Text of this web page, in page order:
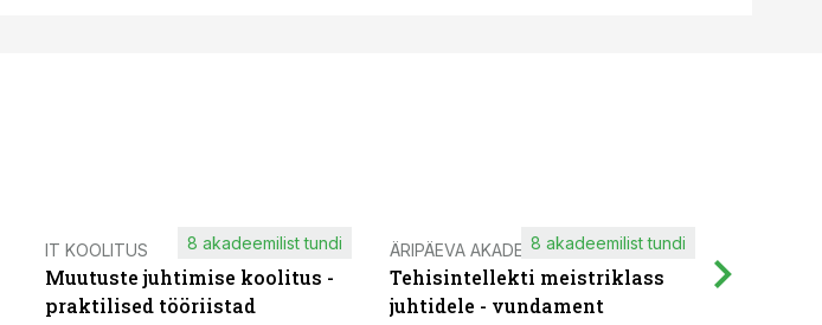
IT KOOLITUS
Muutuste juhtimise koolitus -
praktilised tööriistad
8 akadeemilist tundi ÄRIPÄEVA AKADEEMIA
Tehisintellekti meistriklass
juhtidele - vundament
8 akadeemilist tundi